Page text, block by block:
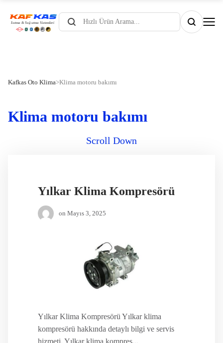
Products
search
Kafkas Oto Klima>Klima motoru bakımı
Klima motoru bakımı
Scroll Down
Yılkar Klima Kompresörü
on Mayıs 3, 2025
Yılkar Klima Kompresörü Yılkar klima
kompresörü hakkında detaylı bilgi ve servis
hizmeti. Yılkar klima kompres...